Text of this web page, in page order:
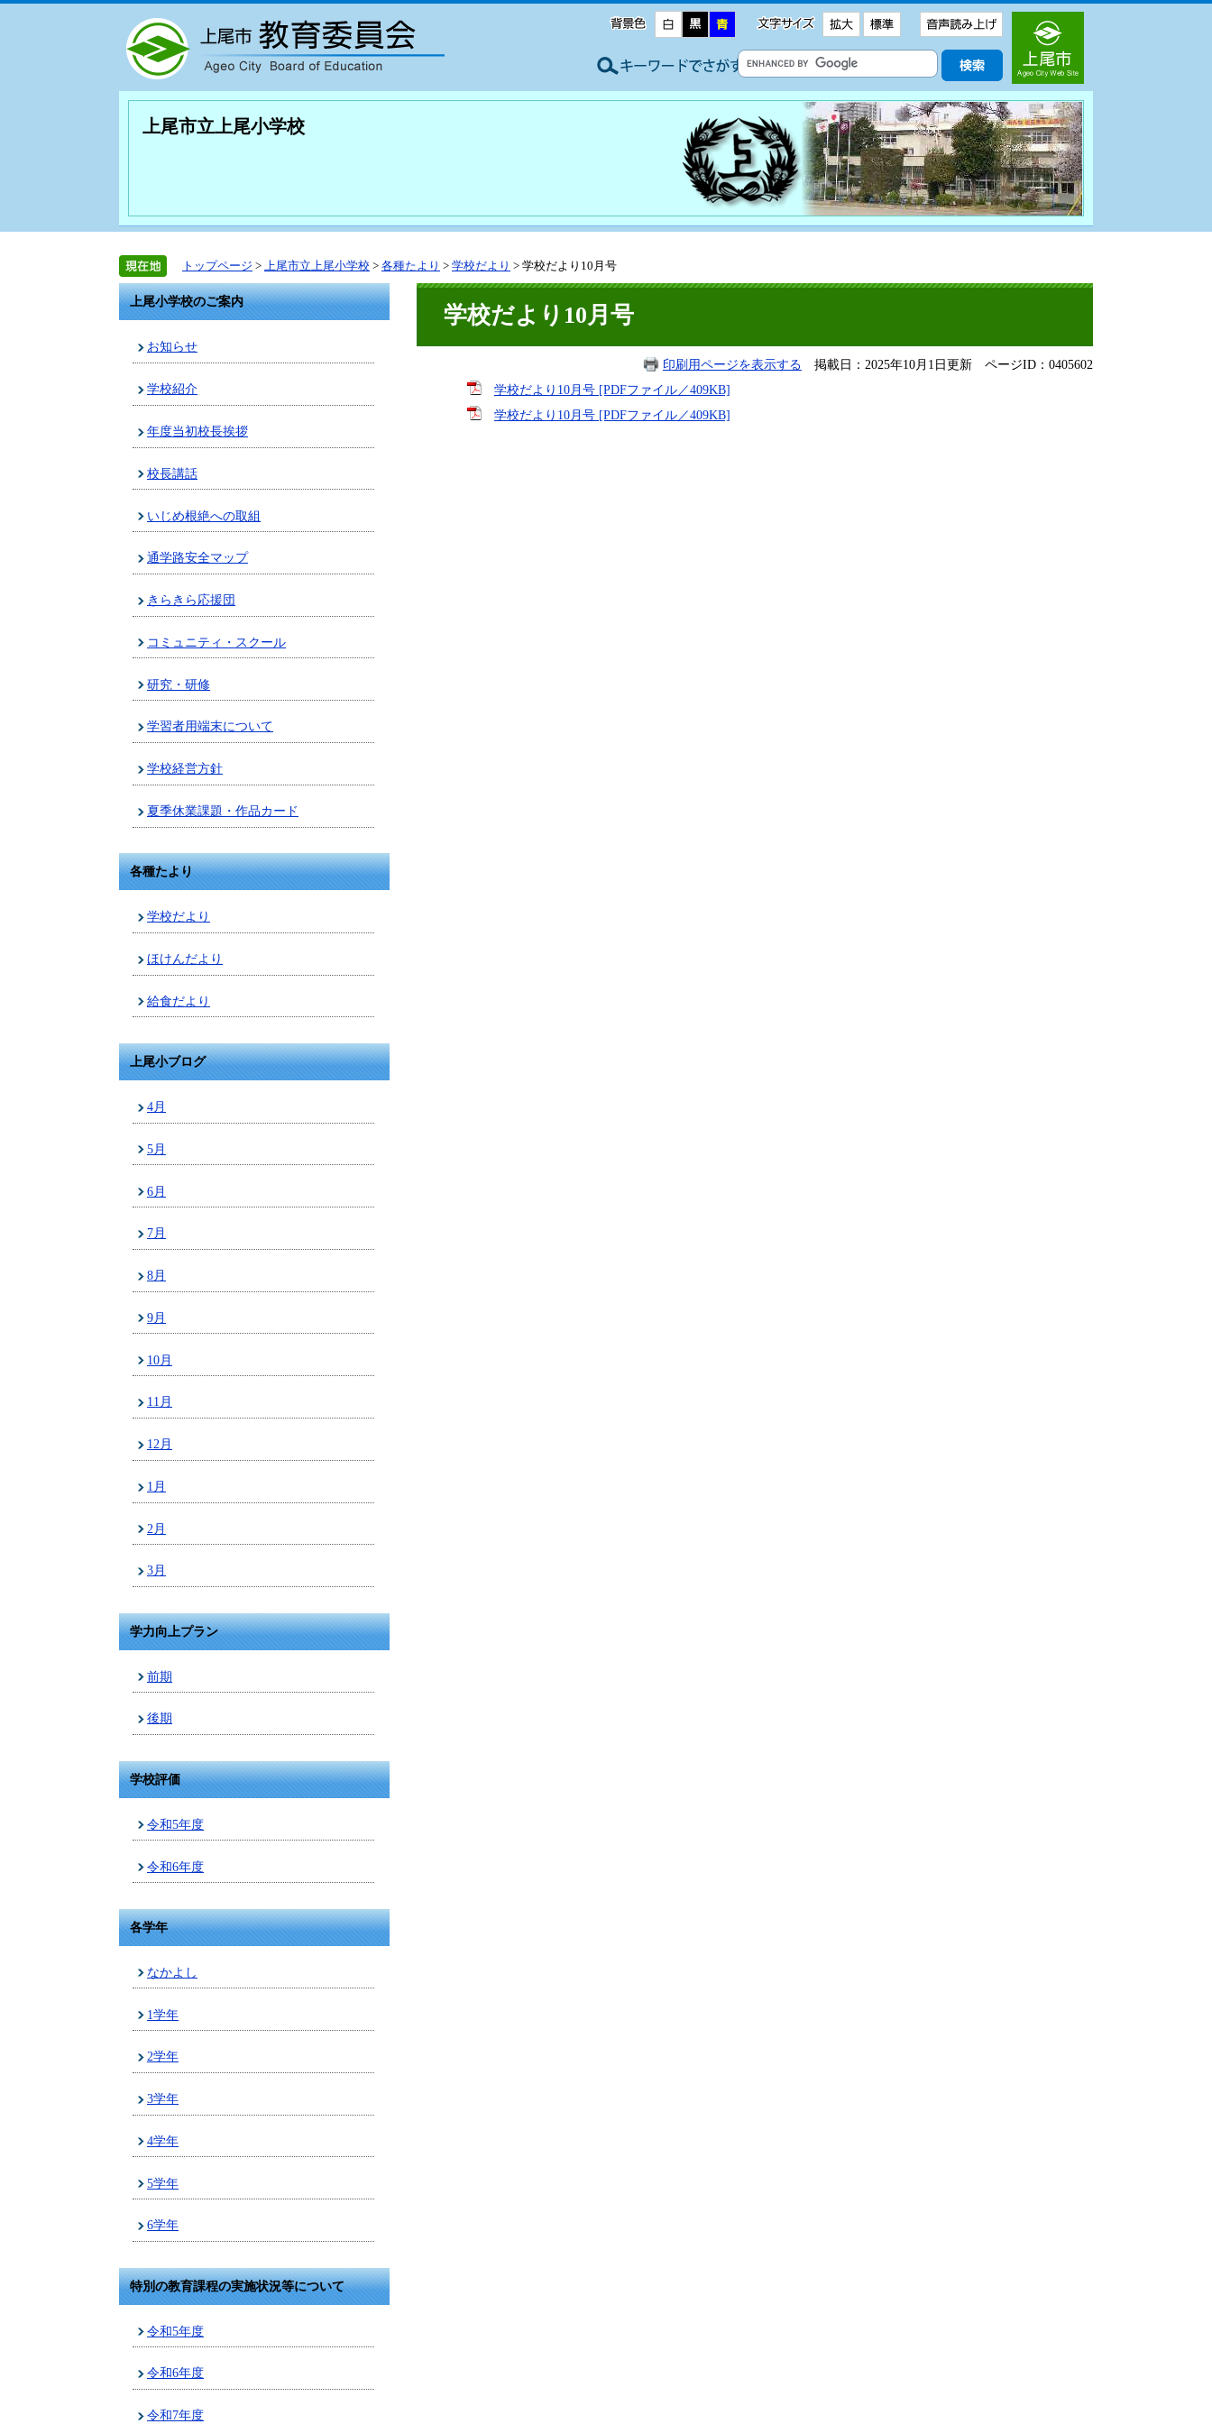
上尾市立上尾小学校
トップページ > 上尾市立上尾小学校 > 各種たより > 学校だより > 学校だより10月号
上尾小学校のご案内
お知らせ
学校紹介
年度当初校長挨拶
校長講話
いじめ根絶への取組
通学路安全マップ
きらきら応援団
コミュニティ・スクール
研究・研修
学習者用端末について
学校経営方針
夏季休業課題・作品カード
各種たより
学校だより
ほけんだより
給食だより
上尾小ブログ
4月
5月
6月
7月
8月
9月
10月
11月
12月
1月
2月
3月
学力向上プラン
前期
後期
学校評価
令和5年度
令和6年度
各学年
なかよし
1学年
2学年
3学年
4学年
5学年
6学年
特別の教育課程の実施状況等について
令和5年度
令和6年度
令和7年度
学校だより10月号
印刷用ページを表示する 掲載日：2025年10月1日更新 ページID：0405602
学校だより10月号 [PDFファイル／409KB]
学校だより10月号 [PDFファイル／409KB]